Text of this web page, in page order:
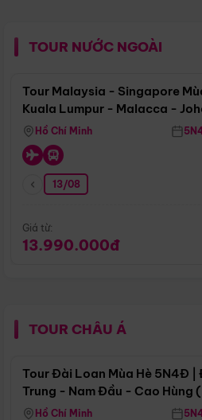
TOUR NƯỚC NGOÀI
Tour Malaysia - Singapore
Kuala Lumpur - Malacca -
Singapore
Hồ Chí Minh
13/08
Giá từ:
13.990.000đ
TOUR CHÂU Á
Tour Đài Loan Mùa Hè 5N4Đ
Trung - Nam Đầu - Cao Hùng
Hồ Chí Minh